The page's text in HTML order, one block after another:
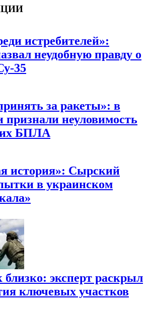
ТЕМАТИКИ
истребителей»:
неудобную правду о
35
за ракеты»: в
признали неуловимость
БПЛА
история»: Сырский
в украинском
близко: эксперт раскрыл
ключевых участков